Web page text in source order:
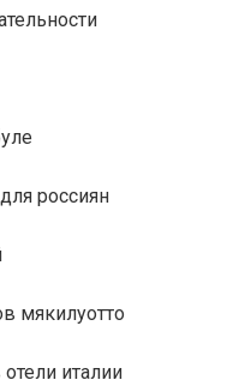
россиян
мякилуотто
италии